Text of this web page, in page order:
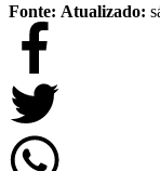
Fonte: Atualizado: